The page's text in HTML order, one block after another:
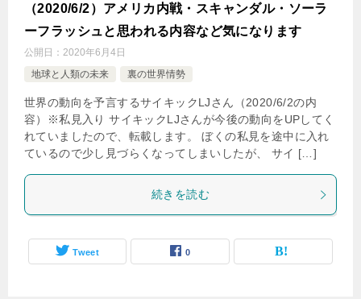
（2020/6/2）アメリカ内戦・スキャンダル・ソーラ
ーフラッシュと思われる内容など気になります
公開日： 2020年6月4日
地球と人類の未来
裏の世界情勢
世界の動向を予言するサイキックLJさん（2020/6/2の内
容）※私見入り サイキックLJさんが今後の動向をUPしてく
れていましたので、転載します。 ぼくの私見を途中に入れ
ているので少し見づらくなってしまいしたが、 サイ […]
続きを読む
Tweet 0